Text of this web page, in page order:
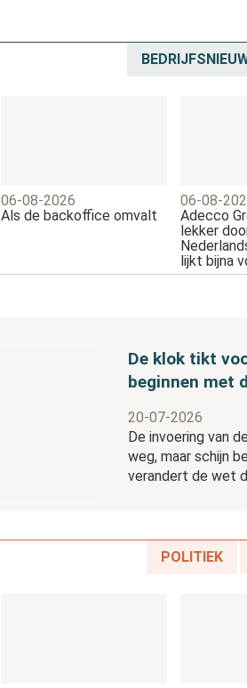
06-08-2026
Als de backoffice omvalt
06-08-
Adecco
lekker
lijkt bijna
De klok tikt
beginnen met
20-07-2026
De invoering van
weg, maar schijn
verandert de wet
nu niet begint
POLITIEK